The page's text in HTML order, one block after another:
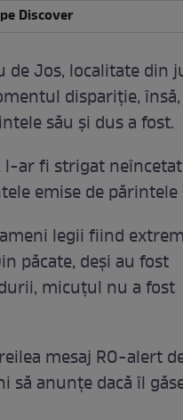
Discover
de Jos, localitate din
dispariție,
său și dus a fost.
l-ar fi strigat
emise de părintele
legii fiind
păcate, deși au fost
micuțul nu a fost
mesaj RO-alert
să anunțe dacă îl